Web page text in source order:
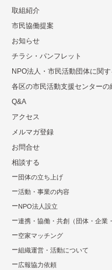
取組紹介
市⺠協働提案
お知らせ
チラシ・パンフレット
NPO法⼈・市⺠活動団体に関
各区の市⺠活動⽀援センターの
Q&A
アクセス
メルマガ登録
お問合せ
相談する
団体の立ち上げ
活動・事業の内容
NPO法⼈設⽴
連携・協働・共創（団体・企業
空家マッチング
組織運営・活動について
広報協⼒依頼